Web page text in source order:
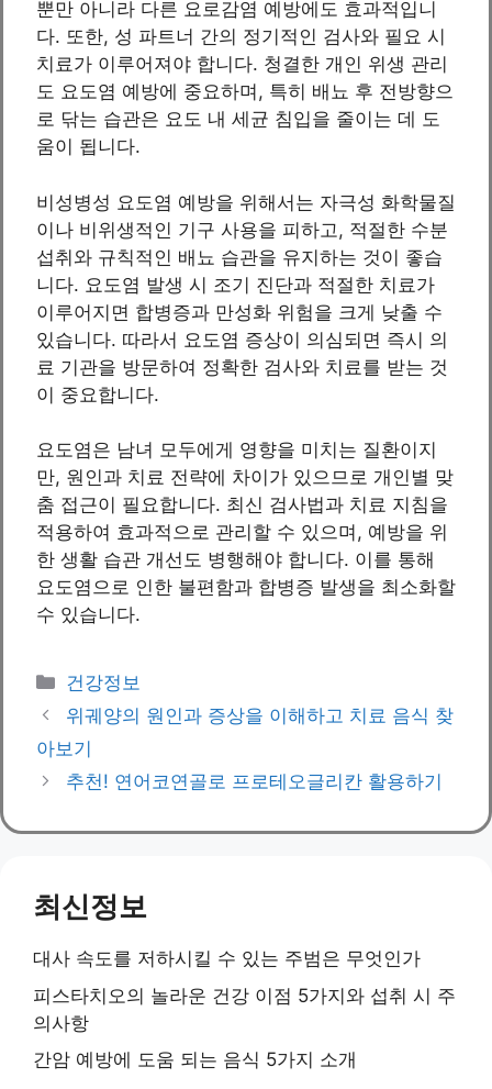
뿐만 아니라 다른 요로감염 예방에도 효과적입니
다. 또한, 성 파트너 간의 정기적인 검사와 필요 시
치료가 이루어져야 합니다. 청결한 개인 위생 관리
도 요도염 예방에 중요하며, 특히 배뇨 후 전방향으
로 닦는 습관은 요도 내 세균 침입을 줄이는 데 도
움이 됩니다.
비성병성 요도염 예방을 위해서는 자극성 화학물질
이나 비위생적인 기구 사용을 피하고, 적절한 수분
섭취와 규칙적인 배뇨 습관을 유지하는 것이 좋습
니다. 요도염 발생 시 조기 진단과 적절한 치료가
이루어지면 합병증과 만성화 위험을 크게 낮출 수
있습니다. 따라서 요도염 증상이 의심되면 즉시 의
료 기관을 방문하여 정확한 검사와 치료를 받는 것
이 중요합니다.
요도염은 남녀 모두에게 영향을 미치는 질환이지
만, 원인과 치료 전략에 차이가 있으므로 개인별 맞
춤 접근이 필요합니다. 최신 검사법과 치료 지침을
적용하여 효과적으로 관리할 수 있으며, 예방을 위
한 생활 습관 개선도 병행해야 합니다. 이를 통해
요도염으로 인한 불편함과 합병증 발생을 최소화할
수 있습니다.
Categories
건강정보
위궤양의 원인과 증상을 이해하고 치료 음식 찾
아보기
추천! 연어코연골로 프로테오글리칸 활용하기
최신정보
대사 속도를 저하시킬 수 있는 주범은 무엇인가
피스타치오의 놀라운 건강 이점 5가지와 섭취 시 주
의사항
간암 예방에 도움 되는 음식 5가지 소개